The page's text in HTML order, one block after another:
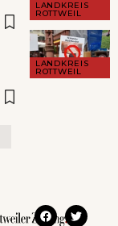
LANDKREIS
ROTTWEIL
LANDKREIS
ROTTWEIL